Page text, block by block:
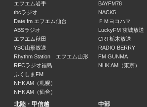
08:15 ～ 08:30
波のりラジオ ＷＥＥＫＥＮＤ ＦＥＶＥＲ パリ
仁多田まゆみ
08:30 ～ 10:00
波のりラジオ ＷＥＥＫＥＮＤ ＦＥＶＥＲ パリ
仁多田まゆみ
10:00 ～ 11:00
エフエム岩手
tbcラジオ
Date fm エフエム仙台
ABSラジオ
エフエム秋田
YBC山形放送
Rhythm Station エフエム山形
RFCラジオ福島
ふくしまFM
NHK AM（札幌）
NHK AM（仙台）
BAYFM78
NACK5
ＦＭヨコハマ
LuckyFM 茨城放送
CRT栃木放送
RADIO BERRY
FM GUNMA
NHK AM（東京）
北陸・甲信越 中部